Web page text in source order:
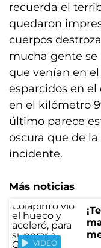
recuerda el
quedaron
cuerpos
mucha gente
que venían en
esparcidos en
en el kilómetro
último parece
oscura que de
incidente.
Más noticias
VIDEO